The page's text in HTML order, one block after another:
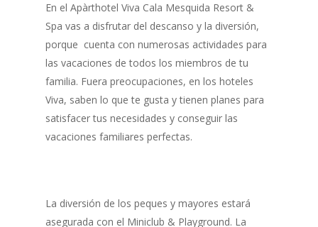
En el Apàrthotel Viva Cala Mesquida Resort &
Spa vas a disfrutar del descanso y la diversión,
porque cuenta con numerosas actividades para
las vacaciones de todos los miembros de tu
familia. Fuera preocupaciones, en los hoteles
Viva, saben lo que te gusta y tienen planes para
satisfacer tus necesidades y conseguir las
vacaciones familiares perfectas.
La diversión de los peques y mayores estará
asegurada con el Miniclub & Playground. La